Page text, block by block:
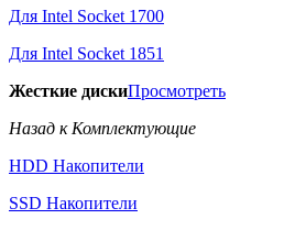
Для Intel Socket 1700
Для Intel Socket 1851
Жесткие дискиПросмотреть
Назад к Комплектующие
HDD Накопители
SSD Накопители